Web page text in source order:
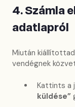
4. Számla
adatlapról
Miután
vendégnek
Kattints a
küldése”